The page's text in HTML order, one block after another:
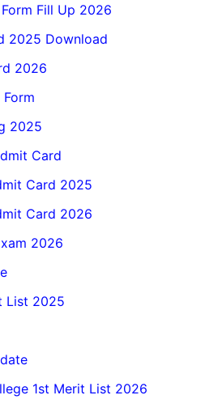
Fill Up 2026
2025 Download
2026
2025
Card
Card 2025
Card 2026
2026
List 2025
1st Merit List 2026